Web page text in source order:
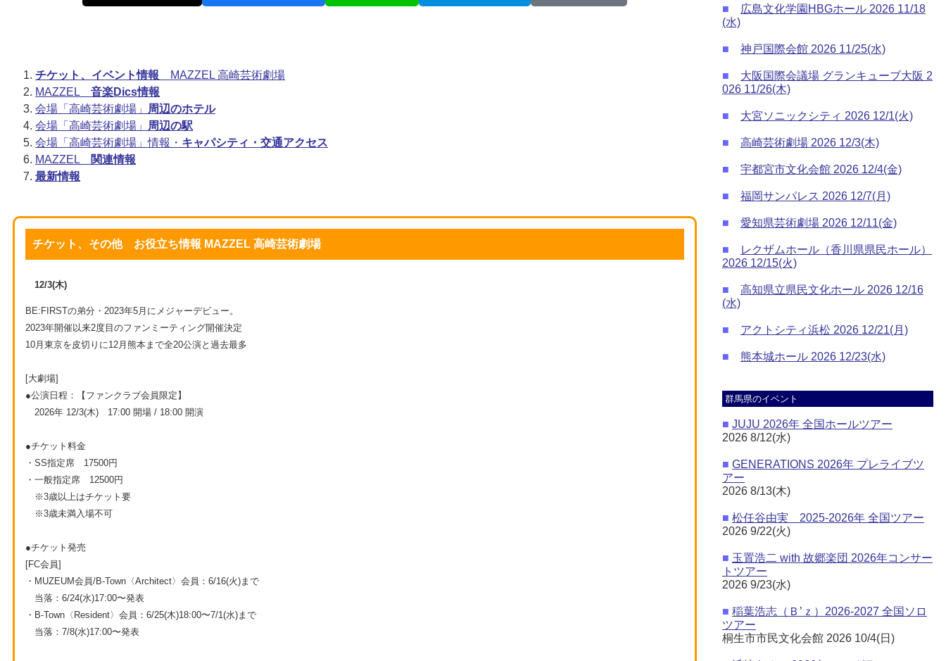
チケット、イベント情報 MAZZEL 高崎芸術劇場
MAZZEL 音楽Dics情報
会場「高崎芸術劇場」
周辺のホテル
会場「高崎芸術劇場」
周辺の駅
会場「高崎芸術劇場」情報・ キャパシティ・交通アクセス
MAZZEL
関連情報
最新情報
チケット、その他 お役立ち情報 MAZZEL 高崎芸術劇場
12/3(木)
BE:FIRSTの弟分・2023年5月にメジャーデビュー。
2023年開催以来2度目のファンミーティング開催決定
10月東京を皮切りに12月熊本まで全20公演と過去最多
[大劇場]
●公演日程：【ファンクラブ会員限定】
2026年 12/3(木) 17:00 開場 / 18:00 開演
●チケット料金
・SS指定席 17500円
・一般指定席 12500円
※3歳以上はチケット要
※3歳未満入場不可
●チケット発売
[FC会員]
・MUZEUM会員/B-Town〈Architect〉会員：6/16(火)まで
当落：6/24(水)17:00〜発表
・B-Town〈Resident〉会員：6/25(木)18:00〜7/1(水)まで
当落：7/8(水)17:00〜発表
■
広島文化学園HBGホール 2026 11/18
(水)
■ 神戸国際会館 2026 11/25(水)
■
大阪国際会議場 グランキューブ大阪 2
026 11/26(木)
■ 大宮ソニックシティ 2026 12/1(火)
■ 高崎芸術劇場 2026 12/3(木)
■ 宇都宮市文化会館 2026 12/4(金)
■ 福岡サンパレス 2026 12/7(月)
■ 愛知県芸術劇場 2026 12/11(金)
■
レクザムホール（香川県県民ホール）
2026 12/15(火)
■
高知県立県民文化ホール 2026 12/16
(水)
■ アクトシティ浜松 2026 12/21(月)
■ 熊本城ホール 2026 12/23(水)
群馬県のイベント
■ JUJU 2026年 全国ホールツアー
2026 8/12(水)
■ GENERATIONS 2026年 プレライブツ
アー
2026 8/13(木)
■ 松任谷由実 2025-2026年 全国ツアー
2026 9/22(火)
■ 玉置浩二 with 故郷楽団 2026年コンサー
トツアー
2026 9/23(水)
■ 稲葉浩志（Ｂ’ｚ）2026-2027 全国ソロ
ツアー
桐生市市民文化会館 2026 10/4(日)